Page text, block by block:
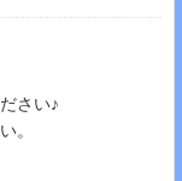
さい♪
。